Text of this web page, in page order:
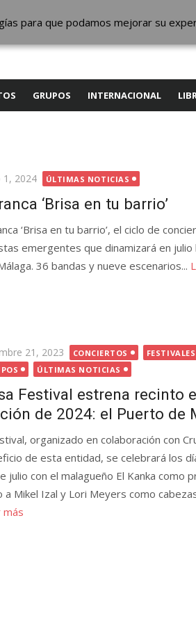
QUIENES SOMOS
GRUPOS INTERNACIONAL
1, 2024 ÚLTIMAS NOTICIAS
‘Brisa en tu barrio’
‘Brisa en tu barrio’, el ciclo de
emergentes que dinamizará en julio
36 bandas y nueve escenarios...
21, 2023 CONCIERTOS
FESTIVALES
ÚLTIMAS NOTICIAS
Festival estrena recinto
de 2024: el Puerto de
organizado en colaboración con
de esta entidad, se celebrará los
julio con el malagueño El Kanka como
a Mikel Izal y Lori Meyers como
más
para que podamos mejorar su